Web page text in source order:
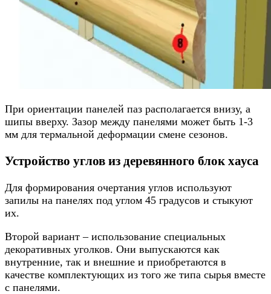
При ориентации панелей паз располагается внизу, а
шипы вверху. Зазор между панелями может быть 1-3
мм для термальной деформации смене сезонов.
Устройство углов из деревянного блок хауса
Для формирования очертания углов используют
запилы на панелях под углом 45 градусов и стыкуют
их.
Второй вариант – использование специальных
декоративных уголков. Они выпускаются как
внутренние, так и внешние и приобретаются в
качестве комплектующих из того же типа сырья вместе
с панелями.